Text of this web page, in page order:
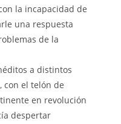
la incapacidad de
una respuesta
de la
a distintos
con el telón de
en revolución
despertar